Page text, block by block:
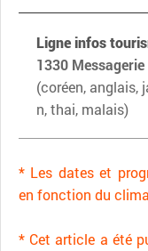
Ligne infos
1330 Messagerie
(coréen, anglais,
n, thai, malais)
* Les dates et
en fonction du
* Cet article a été